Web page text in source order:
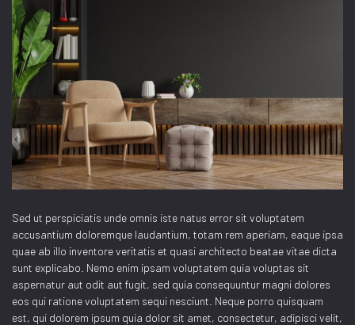
Sed ut perspiciatis unde omnis iste natus error sit voluptatem
accusantium doloremque laudantium, totam rem aperiam, eaque ipsa
quae ab illo inventore veritatis et quasi architecto beatae vitae dicta
sunt explicabo. Nemo enim ipsam voluptatem quia voluptas sit
aspernatur aut odit aut fugit, sed quia consequuntur magni dolores
eos qui ratione voluptatem sequi nesciunt. Neque porro quisquam
est, qui dolorem ipsum quia dolor sit amet, consectetur, adipisci velit,